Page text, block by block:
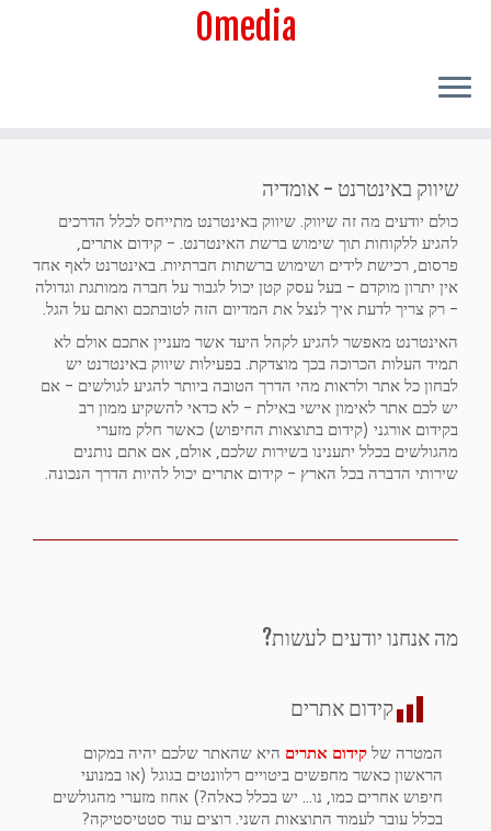
Omedia
שיווק באינטרנט - אומדיה
כולם יודעים מה זה שיווק. שיווק באינטרנט מתייחס לכלל הדרכים
להגיע ללקוחות תוך שימוש ברשת האינטרנט. - קידום אתרים,
פרסום, רכישת לידים ושימוש ברשתות חברתיות. באינטרנט לאף אחד
אין יתרון מוקדם - בעל עסק קטן יכול לגבור על חברה ממותגת וגדולה
- רק צריך לדעת איך לנצל את המדיום הזה לטובתכם ואתם על הגל.
האינטרנט מאפשר להגיע לקהל היעד אשר מעניין אתכם אולם לא
תמיד העלות הכרוכה בכך מוצדקת. בפעילות שיווק באינטרנט יש
לבחון כל אתר ולראות מהי הדרך הטובה ביותר להגיע לגולשים - אם
יש לכם אתר לאימון אישי באילת - לא כדאי להשקיע ממון רב
בקידום אורגני (קידום בתוצאות החיפוש) כאשר חלק מזערי
מהגולשים בכלל יתענינו בשירות שלכם, אולם, אם אתם נותנים
שירותי הדברה בכל הארץ - קידום אתרים יכול להיות הדרך הנכונה.
מה אנחנו יודעים לעשות?
קידום אתרים
המטרה שלקידום אתרים היא שהאתר שלכם יהיה במקום
הראשון כאשר מחפשים ביטויים רלוונטים בגוגל (או במנועי
חיפוש אחרים כמו, נו... יש בכלל כאלה?) אחוז מזערי מהגולשים
בכלל עובר לעמוד התוצאות השני. רוצים עוד סטטיסטיקה?